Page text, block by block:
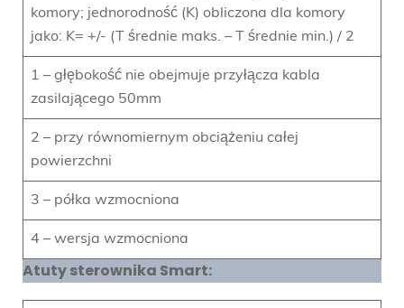
komory; jednorodność (K) obliczona dla komory
jako: K= +/- (T średnie maks. – T średnie min.) / 2
1 – głębokość nie obejmuje przyłącza kabla
zasilającego 50mm
2 – przy równomiernym obciążeniu całej
powierzchni
3 – półka wzmocniona
4 – wersja wzmocniona
Atuty sterownika Smart: